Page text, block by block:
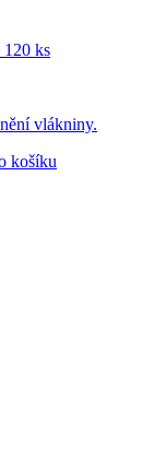
ks
vlákniny.
košíku